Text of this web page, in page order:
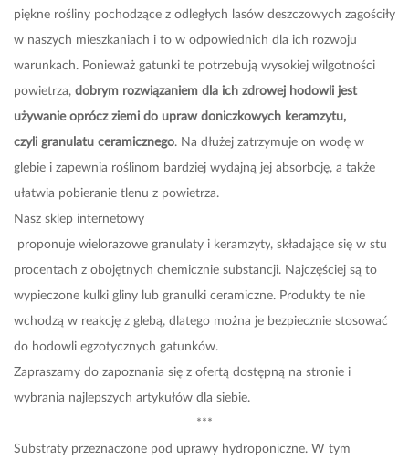
piękne rośliny pochodzące z odległych lasów deszczowych zagościły
w naszych mieszkaniach i to w odpowiednich dla ich rozwoju
warunkach. Ponieważ gatunki te potrzebują wysokiej wilgotności
powietrza, dobrym rozwiązaniem dla ich zdrowej hodowli jest
używanie oprócz ziemi do upraw doniczkowych keramzytu,
czyli granulatu ceramicznego. Na dłużej zatrzymuje on wodę w
glebie i zapewnia roślinom bardziej wydajną jej absorbcję, a także
ułatwia pobieranie tlenu z powietrza.
Nasz sklep internetowy
proponuje wielorazowe granulaty i keramzyty, składające się w stu
procentach z obojętnych chemicznie substancji. Najczęściej są to
wypieczone kulki gliny lub granulki ceramiczne. Produkty te nie
wchodzą w reakcję z glebą, dlatego można je bezpiecznie stosować
do hodowli egzotycznych gatunków.
Zapraszamy do zapoznania się z ofertą dostępną na stronie i
wybrania najlepszych artykułów dla siebie.
***
Substraty przeznaczone pod uprawy hydroponiczne. W tym